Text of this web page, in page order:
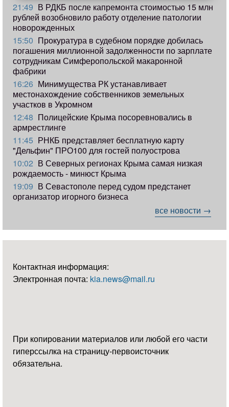
21:49 В РДКБ после капремонта стоимостью 15 млн
рублей возобновило работу отделение патологии
новорожденных
15:50 Прокуратура в судебном порядке добилась
погашения миллионной задолженности по зарплате
сотрудникам Симферопольской макаронной
фабрики
16:26 Минимущества РК устанавливает
местонахождение собственников земельных
участков в Укромном
12:48 Полицейские Крыма посоревновались в
армрестлинге
11:45 РНКБ представляет бесплатную карту
"Дельфин" ПРО100 для гостей полуострова
10:02 В Северных регионах Крыма самая низкая
рождаемость - минюст Крыма
19:09 В Севастополе перед судом предстанет
организатор игорного бизнеса
все новости →
Контактная информация:
Электронная почта: kia.news@mail.ru
При копировании материалов или любой его части
гиперссылка на страницу-первоисточник
обязательна.